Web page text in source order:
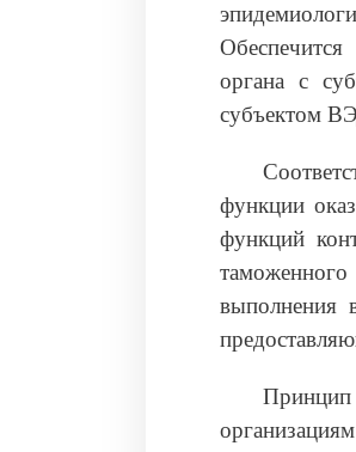
органа с
субъектом
функции
функций
выполнения
Принцип